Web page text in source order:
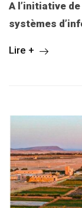
A l’initiative
systèmes
Lire +